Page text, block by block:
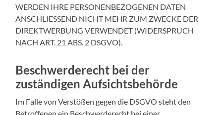
WERDEN IHRE PERSONENBEZOGENEN DATEN
ANSCHLIESSEND NICHT MEHR ZUM ZWECKE DER
DIREKTWERBUNG VERWENDET (WIDERSPRUCH
NACH ART. 21 ABS. 2 DSGVO).
Beschwerde­recht bei der
zuständigen Aufsichts­behörde
Im Falle von Verstößen gegen die DSGVO steht den
Betroffenen ein Beschwerderecht bei einer